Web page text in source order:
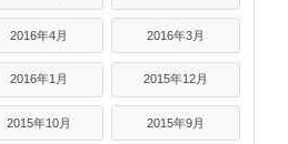
2016年4月 2016年3月
2016年1月 2015年12月
2015年10月 2015年9月